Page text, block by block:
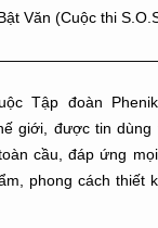
Văn (Cuộc thi
Tập đoàn
giới, được tin
cầu, đáp ứng
phong cách thiết